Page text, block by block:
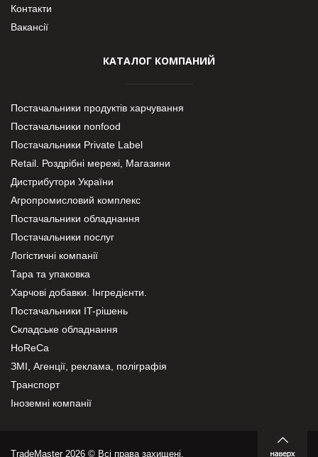
Контакти
Вакансії
КАТАЛОГ КОМПАНИЙ
Постачальники продуктів харчування
Постачальники nonfood
Постачальники Private Label
Retail. Роздрібні мережі, Магазини
Дистрибутори України
Агропромисловий комплекс
Постачальники обладнання
Постачальники послуг
Логістичні компанії
Тара та упаковка
Харчові добавки. Інгредієнти.
Постачальники IT-рішень
Складське обладнання
HoReCa
ЗМІ, Агенції, реклама, поліграфія
Транспорт
Іноземні компанії
TradeMaster 2026 © Всі права захищені.